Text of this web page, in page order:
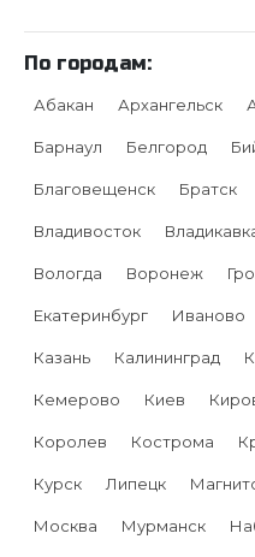
По городам:
Абакан Архангельск
Барнаул Белгород
Благовещенск Братск
Владивосток
Вологда Воронеж
Екатеринбург Иваново
Казань Калининград
Кемерово Киев
Королев Кострома
Курск Липецк
Москва Мурманск